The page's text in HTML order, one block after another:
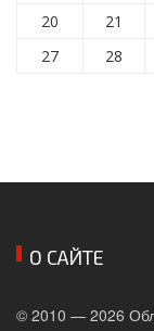
20 21
27 28
О САЙТЕ
© 2010 — 2026